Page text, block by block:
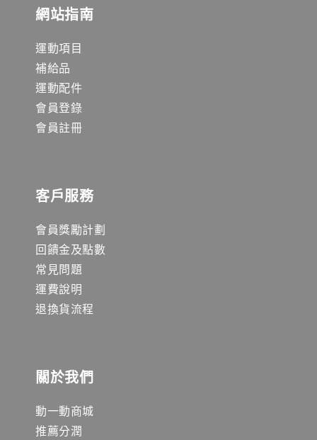
網站指南
運動項目
補給品
運動配件
會員登錄
會員註冊
客戶服務
會員獎勵計劃
回饋金及點數
常見問題
運費說明
退換貨流程
關於我們
動一動商城
推薦分潤